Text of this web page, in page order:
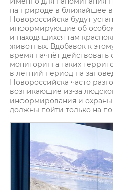
на природе в ближайшее
Новороссийска будут
информирующие об особом
и находящихся там
животных. Вдобавок к
время начнёт
мониторинга таких
в летний период на
Новороссийска часто
возникающие из-за
информирования и
должны пойти только на